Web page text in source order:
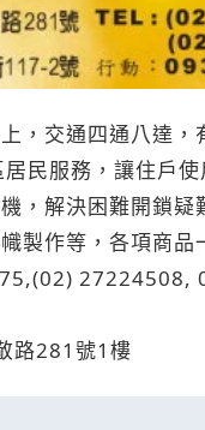
，交通四通八達
民服務，讓住戶
，解決困難開鎖
製作等，各項商
27224508,
路281號1樓